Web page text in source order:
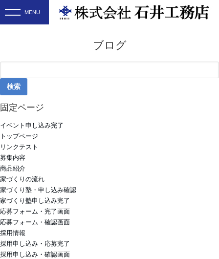
ブログ
索:
固定ページ
イベント申し込み完了
トップページ
リンクテスト
募集内容
商品紹介
家づくりの流れ
家づくり塾・申し込み確認
家づくり塾申し込み完了
応募フォーム・完了画面
応募フォーム・確認画面
採用情報
採用申し込み・応募完了
採用申し込み・確認画面